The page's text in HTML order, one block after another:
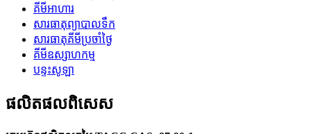
គីមីអាហារ
សារធាតុព្យាបាលទឹក
សារធាតុគីមីប្រចាំថ្ងៃ
គីមីឧស្សាហកម្ម
បន្ទះសូឡា
ផលិតផលពិសេស